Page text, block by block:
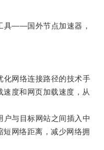
——国外节点加速器，
网络连接路径的技术手
度和网页加载速度，从
与目标网站之间插入中
网络距离，减少网络拥